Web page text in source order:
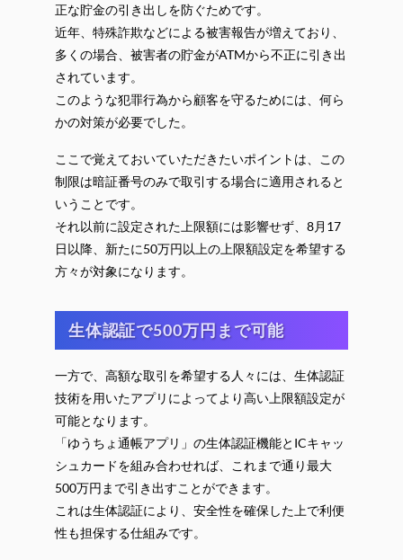
正な貯金の引き出しを防ぐためです。
近年、特殊詐欺などによる被害報告が増えており、
多くの場合、被害者の貯金がATMから不正に引き出
されています。
このような犯罪行為から顧客を守るためには、何ら
かの対策が必要でした。
ここで覚えておいていただきたいポイントは、この
制限は暗証番号のみで取引する場合に適用されると
いうことです。
それ以前に設定された上限額には影響せず、8月17
日以降、新たに50万円以上の上限額設定を希望する
方々が対象になります。
生体認証で500万円まで可能
一方で、高額な取引を希望する人々には、生体認証
技術を用いたアプリによってより高い上限額設定が
可能となります。
「ゆうちょ通帳アプリ」の生体認証機能とICキャッ
シュカードを組み合わせれば、これまで通り最大
500万円まで引き出すことができます。
これは生体認証により、安全性を確保した上で利便
性も担保する仕組みです。